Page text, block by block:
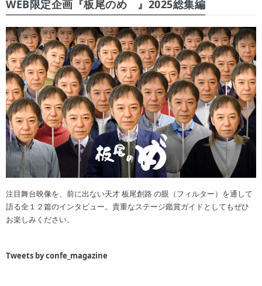
WEB限定企画『板尾のめ゙』2025総集編
注目舞台映像を、前に出ない天才 板尾創路 の眼（フィルター）を通して
語る全１２篇のインタビュー。貴重なステージ鑑賞ガイドとしてもぜひ
お楽しみください。
Tweets by confe_magazine